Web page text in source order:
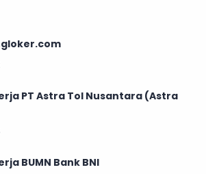
PT Astra Tol Nusantara (Astra
BUMN Bank BNI